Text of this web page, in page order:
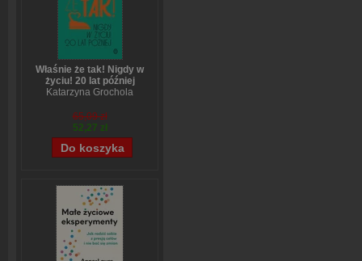
Właśnie że tak! Nigdy w
życiu! 20 lat później
Katarzyna Grochola
65,09 zł
52,27 zł